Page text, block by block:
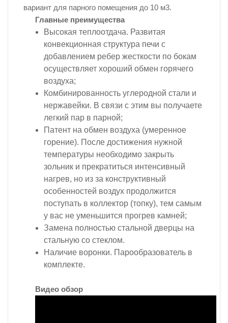
вариант для парного помещения до 10 м3.
Главные преимущества
Высокая теплоотдача. Развитая
конвекционная структура печи с
добавлением ребер жесткости по бокам
осуществляет хороший обмен горячего
воздуха;
Комбинированность углеродной стали и
нержавейки. В связи с этим вы получаете
легкий пар в парной;
Патент на обмен воздуха (умеренное
горение). После достижения нужной
температуры необходимо закрыть
зольник и прекратиться интенсивный
нагрев, но из за конструктивный
особенностей воздух продолжится
поступать в коллектор (топку), тем самым
у вас не уменьшится прогрев камней;
Замена полностью стальной дверцы на
стальную со стеклом.
Наличие воронки. Парообразователь в
комплекте.
Видео обзор